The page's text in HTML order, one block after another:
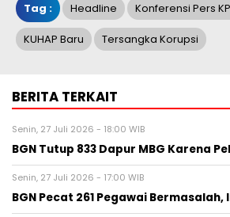
Tag : Headline Konferensi Pers
KUHAP Baru Tersangka Korupsi
BERITA TERKAIT
Senin, 27 Juli 2026 - 18:00 WIB
BGN Tutup 833 Dapur MBG Karena
Senin, 27 Juli 2026 - 17:00 WIB
BGN Pecat 261 Pegawai Bermasalah,